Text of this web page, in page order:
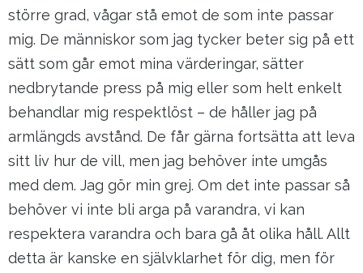
större grad, vågar stå emot de som inte passar
mig. De människor som jag tycker beter sig på ett
sätt som går emot mina värderingar, sätter
nedbrytande press på mig eller som helt enkelt
behandlar mig respektlöst – de håller jag på
armlängds avstånd. De får gärna fortsätta att leva
sitt liv hur de vill, men jag behöver inte umgås
med dem. Jag gör min grej. Om det inte passar så
behöver vi inte bli arga på varandra, vi kan
respektera varandra och bara gå åt olika håll. Allt
detta är kanske en självklarhet för dig, men för